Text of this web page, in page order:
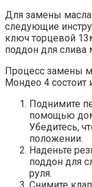
Для замены
следующие
ключ торцевой
поддон для слива
Процесс замены
Мондео 4 состоит
Поднимите
помощью
Убедитесь,
положении.
Наденьте
поддон для
руля.
Снимите